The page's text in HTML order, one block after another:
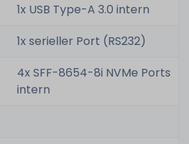
1x USB Type-A 3.0 intern
1x serieller Port (RS232)
4x SFF-8654-8i NVMe Ports
intern